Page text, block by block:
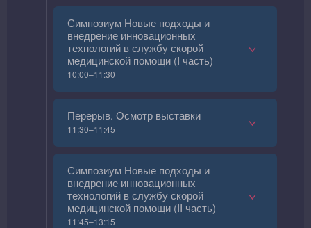
Симпозиум Новые подходы и
внедрение инновационных
технологий в службу скорой
медицинской помощи (I часть)
10:00–11:30
Перерыв. Осмотр выставки
11:30–11:45
Симпозиум Новые подходы и
внедрение инновационных
технологий в службу скорой
медицинской помощи (II часть)
11:45–13:15